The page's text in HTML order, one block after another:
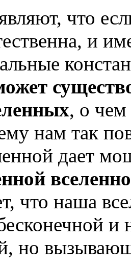
что
и
, о
нам так
дает
что наша
но